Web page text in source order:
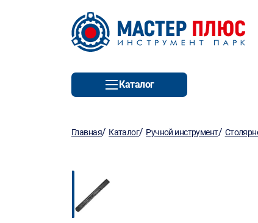
Каталог
Главная/ Каталог/ Ручной инструмент/